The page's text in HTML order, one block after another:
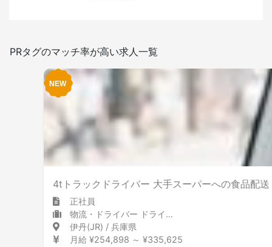
日本語を使う頻度
少ない
喫煙室設置
PRタグのマッチ率が高い求人一覧
4tトラックドライバー 大手スーパーへの食品配
正社員
物流・ドライバー ドライバー
伊丹(JR) / 兵庫県
月給 ¥254,898 ～ ¥335,625